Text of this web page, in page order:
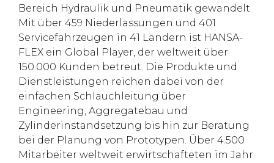
Bereich Hydraulik und Pneumatik gewandelt.
Mit über 459 Niederlassungen und 401
Servicefahrzeugen in 41 Ländern ist HANSA-
FLEX ein Global Player, der weltweit über
150.000 Kunden betreut. Die Produkte und
Dienstleistungen reichen dabei von der
einfachen Schlauchleitung über
Engineering, Aggregatebau und
Zylinderinstandsetzung bis hin zur Beratung
bei der Planung von Prototypen. Über 4.500
Mitarbeiter weltweit erwirtschafteten im Jahr